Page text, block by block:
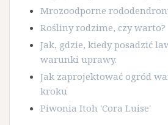
Mrozoodporne
Rośliny rodzime, czy warto?
Jak, gdzie, kiedy posadzić
warunki uprawy.
Jak zaprojektować ogród
kroku
Piwonia Itoh 'Cora Luise'